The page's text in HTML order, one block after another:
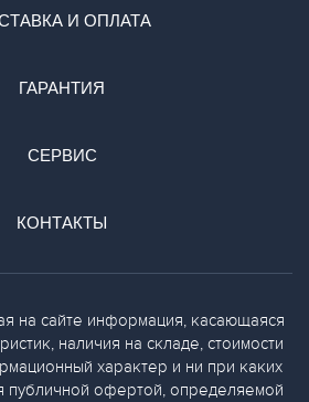
И ОПЛАТА
ГАРАНТИЯ
СЕРВИС
КОНТАКТЫ
на сайте информация, касающаяся
наличия на складе, стоимости
характер и ни при каких
публичной офертой, определяемой